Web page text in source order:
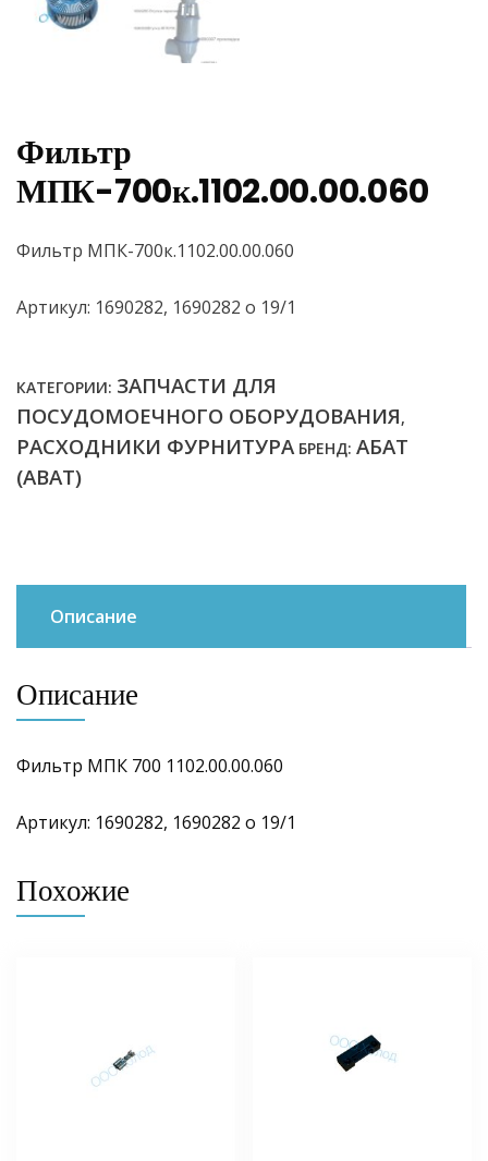
Фильтр
МПК-700к.1102.00.00.060
Фильтр МПК-700к.1102.00.00.060
Артикул: 1690282, 1690282 о 19/1
КАТЕГОРИИ: ЗАПЧАСТИ ДЛЯ
ПОСУДОМОЕЧНОГО ОБОРУДОВАНИЯ,
РАСХОДНИКИ ФУРНИТУРА БРЕНД: АБАТ
(ABAT)
Описание
Описание
Фильтр МПК 700 1102.00.00.060
Артикул: 1690282, 1690282 о 19/1
Похожие